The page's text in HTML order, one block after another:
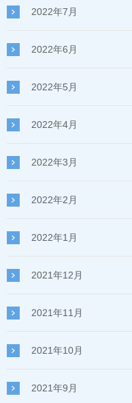
2022年7月
2022年6月
2022年5月
2022年4月
2022年3月
2022年2月
2022年1月
2021年12月
2021年11月
2021年10月
2021年9月